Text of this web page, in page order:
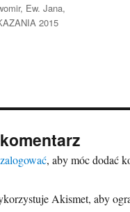
, Ew. Jana,
2015
zalogować, aby móc dodać
Akismet, aby